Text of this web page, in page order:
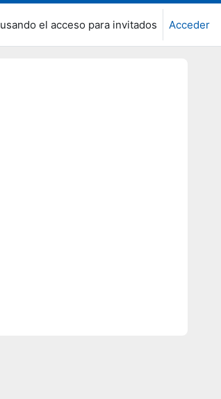
el acceso para invitados Acceder